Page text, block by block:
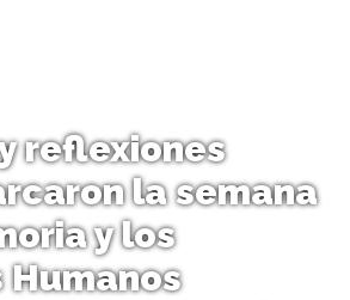
reflexiones
la semana
y los
Humanos